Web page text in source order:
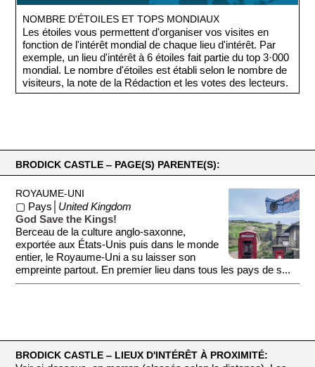
NOMBRE D'ÉTOILES ET TOPS MONDIAUX
Les étoiles vous permettent d'organiser vos visites en
fonction de l'intérêt mondial de chaque lieu d'intérêt. Par
exemple, un lieu d'intérêt à 6 étoiles fait partie du top 3·000
mondial. Le nombre d'étoiles est établi selon le nombre de
visiteurs, la note de la Rédaction et les votes des lecteurs.
BRODICK CASTLE ‒ PAGE(S) PARENTE(S):
ROYAUME-UNI
▢ Pays│ United Kingdom
God Save the Kings!
Berceau de la culture anglo-saxonne,
exportée aux États-Unis puis dans le monde
entier, le Royaume-Uni a su laisser son
empreinte partout. En premier lieu dans tous les pays de s...
BRODICK CASTLE ‒ LIEUX D'INTÉRÊT À PROXIMITÉ: